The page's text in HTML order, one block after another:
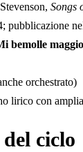
Songs
pubblicazione
bemolle
orchestrato)
lirico con
ciclo